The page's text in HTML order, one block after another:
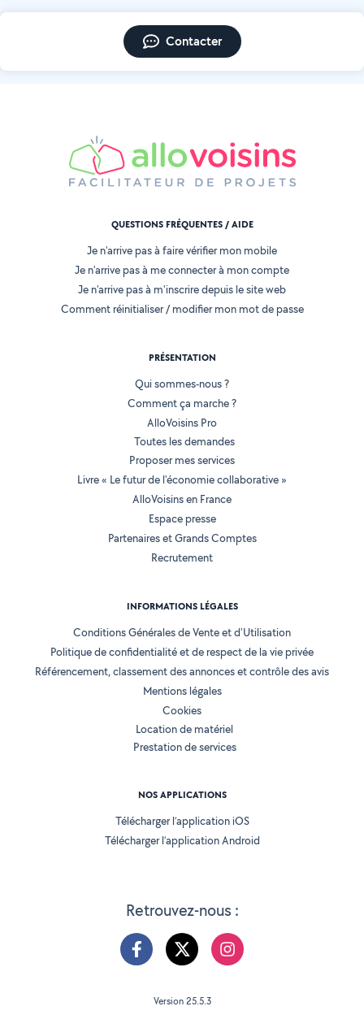
Contacter
Retrouvez-nous :
QUESTIONS FRÉQUENTES / AIDE
Je n'arrive pas à faire vérifier mon mobile
Je n'arrive pas à me connecter à mon compte
Je n'arrive pas à m'inscrire depuis le site web
Comment réinitialiser / modifier mon mot de passe
PRÉSENTATION
Qui sommes-nous ?
Comment ça marche ?
AlloVoisins Pro
Toutes les demandes
Proposer mes services
Livre « Le futur de l'économie collaborative »
AlloVoisins en France
Espace presse
Partenaires et Grands Comptes
Recrutement
INFORMATIONS LÉGALES
Conditions Générales de Vente et d'Utilisation
Politique de confidentialité et de respect de la vie privée
Référencement, classement des annonces et contrôle des avis
Mentions légales
Cookies
Location de matériel
Prestation de services
NOS APPLICATIONS
Télécharger l’application iOS
Télécharger l’application Android
Version 25.5.3